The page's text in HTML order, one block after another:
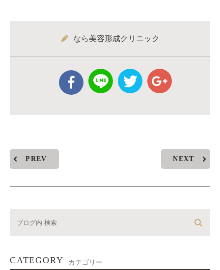
なら美容形成クリニック
PREV NEXT
CATEGORY カテゴリー